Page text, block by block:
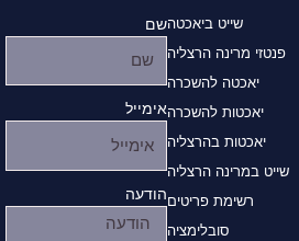
שייט ביאכטה
פנטזי מרינה הרצליה
יאכטה להשכרה
יאכטות להשכרה
יאכטות בהרצליה
שייט במרינה הרצליה
רשימת פריטים
סובלימציה
שם
אימייל
הודעה